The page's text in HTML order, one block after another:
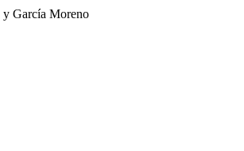
y García Moreno